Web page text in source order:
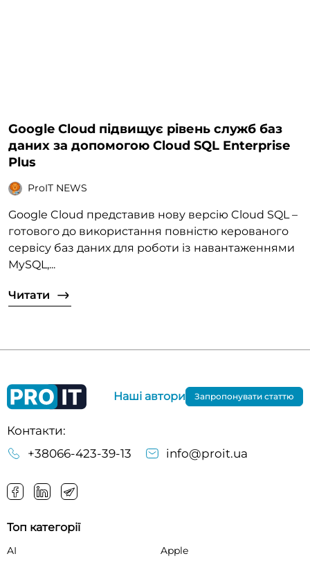
Google Cloud підвищує рівень служб баз
даних за допомогою Cloud SQL Enterprise
Plus
ProIT NEWS
Google Cloud представив нову версію Cloud SQL –
готового до використання повністю керованого
сервісу баз даних для роботи із навантаженнями
MySQL,...
Читати
Контакти:
+38066-423-39-13
info@proit.ua
Наші автори Запропонувати статтю
Топ категорії
AI
Apple